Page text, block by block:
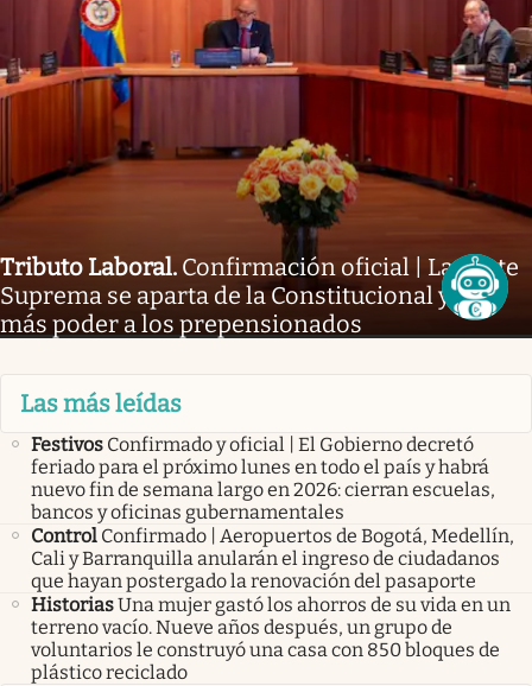
Tributo Laboral. Confirmación oficial | La Corte
Suprema se aparta de la Constitucional y da
más poder a los prepensionados
Las más leídas
Festivos Confirmado y oficial | El Gobierno decretó
feriado para el próximo lunes en todo el país y habrá
nuevo fin de semana largo en 2026: cierran escuelas,
bancos y oficinas gubernamentales
Control Confirmado | Aeropuertos de Bogotá, Medellín,
Cali y Barranquilla anularán el ingreso de ciudadanos
que hayan postergado la renovación del pasaporte
HistoriasUna mujer gastó los ahorros de su vida en un
terreno vacío. Nueve años después, un grupo de
voluntarios le construyó una casa con 850 bloques de
plástico reciclado